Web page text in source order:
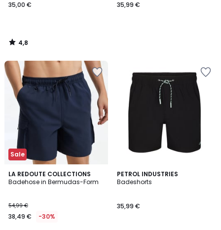
35,00 €
4,8
/
35,99 €
Sale
LA REDOUTE COLLECTIONS
Badehose in Bermudas-Form
54,99 €
38,49 € -30%
PETROL INDUSTRIES
Badeshorts
35,99 €